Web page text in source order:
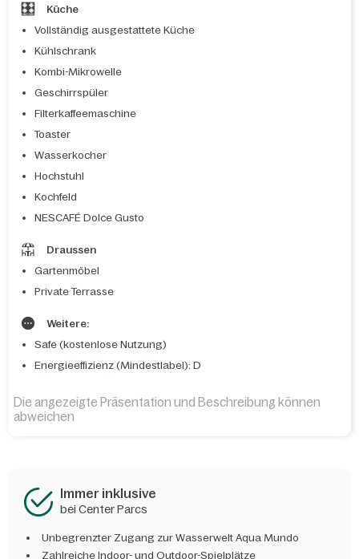
Küche
Vollständig ausgestattete Küche
Kühlschrank
Kombi-Mikrowelle
Geschirrspüler
Filterkaffeemaschine
Toaster
Wasserkocher
Hochstuhl
Kochfeld
NESCAFÉ Dolce Gusto
Draussen
Gartenmöbel
Private Terrasse
Weitere:
Safe (kostenlose Nutzung)
Energieeffizienz (Mindestlabel): D
Die angezeigte Präsentation und Beschreibung können
abweichen
Immer inklusive
bei Center Parcs
Unbegrenzter Zugang zur Wasserwelt Aqua Mundo
Zahlreiche Indoor- und Outdoor-Spielplätze